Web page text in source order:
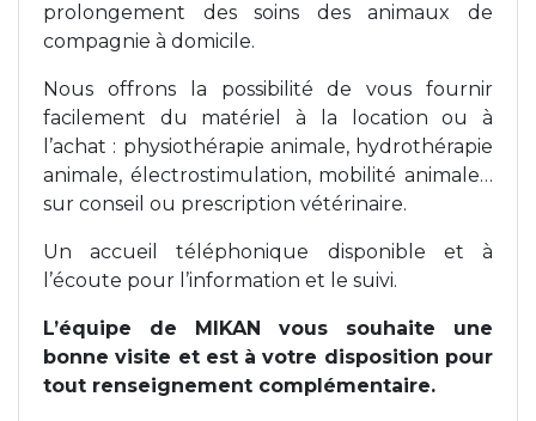
prolongement des soins des animaux de
compagnie à domicile.
Nous offrons la possibilité de vous fournir
facilement du matériel à la location ou à
l’achat : physiothérapie animale, hydrothérapie
animale, électrostimulation, mobilité animale…
sur conseil ou prescription vétérinaire.
Un accueil téléphonique disponible et à
l’écoute pour l’information et le suivi.
L’équipe de MIKAN vous souhaite une
bonne visite et est à votre disposition pour
tout renseignement complémentaire.